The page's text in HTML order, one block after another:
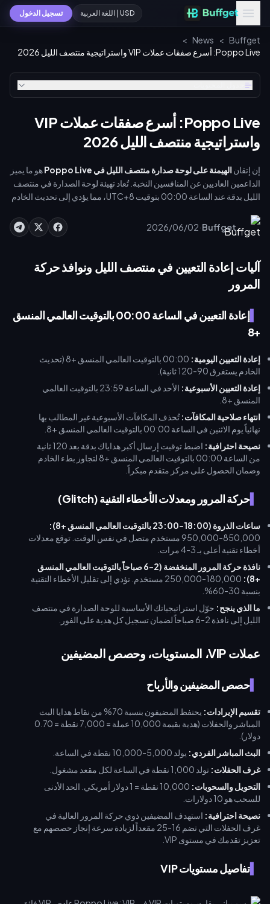
USD | اللغة العربية تسجيل الدخول
Buffget
>
News
>
Poppo Live: أسرع صفقات عملات VIP واستراتيجية منتصف الليل 2026
Poppo Live: أسرع صفقات عملات VIP
واستراتيجية منتصف الليل 2026
إن إتقانالهيمنة على لوحة صدارة منتصف الليل في Poppo Live
هو ما يميز
الداعمين العاديين عن المنافسين النخبة. تُعاد تهيئة لوحة الصدارة في منتصف
الليل بدقة عند الساعة 00:00 بتوقيت UTC+8، مما يؤدي إلى تحديث الخادم
انخفاض حركة المرور واستخدام باقات عملات محسّنة. عمليات الشراء
القياسية داخل التطبيق تمنحك فقط 7,000-7,200 عملة مقابل كل دولار
عملات VIP في Poppo Live](https://buffget.com/goods/poppo-
live) من خلال buffget يمنحك قيمة أكبر بنسبة تصل إلى 70%، مما يضمن
أن محفظتك جاهزة دائماً لهدايا منتصف الليل عالية المخاطر.
Buffget
·
2026/06/02
آليات إعادة التعيين في منتصف الليل ونوافذ حركة
المرور
إعادة التعيين في الساعة 00:00 بالتوقيت العالمي المنسق
+8
إعادة التعيين اليومية:
00:00 بالتوقيت العالمي المنسق +8 (تحديث
الخادم يستغرق 90-120 ثانية).
إعادة التعيين الأسبوعية:
الأحد في الساعة 23:59 بالتوقيت العالمي
المنسق +8.
انتهاء صلاحية المكافآت:تُحذف المكافآت الأسبوعية غير المطالب بها
نهائياً يوم الاثنين في الساعة 00:00 بالتوقيت العالمي المنسق +8.
نصيحة احترافية:
اضبط توقيت إرسال أكبر هداياك بدقة بعد 120 ثانية
من الساعة 00:00 بالتوقيت العالمي المنسق +8 لتجاوز بطء الخادم
وضمان الحصول على مركز متقدم مبكراً.
حركة المرور ومعدلات الأخطاء التقنية (Glitch)
ساعات الذروة (18:00-23:00 بالتوقيت العالمي المنسق +8):
850,000-950,000 مستخدم متصل في نفس الوقت. توقع معدلات
أخطاء تقنية أعلى بـ 3-4 مرات.
نافذة حركة المرور المنخفضة (2-6 صباحاً بالتوقيت العالمي المنسق
+8):
180,000-250,000 مستخدم. تؤدي إلى تقليل الأخطاء التقنية
بنسبة 30-60%.
ما الذي ينجح: حوّل استراتيجياتك الأساسية للوحة الصدارة في منتصف
الليل إلى نافذة 2-6 صباحاً لضمان تسجيل كل هدية على الفور.
عملات VIP، المستويات، وحصص المضيفين
حصص المضيفين والأرباح
تقسيم الإيرادات:
يحتفظ المضيفون بنسبة 70% من نقاط هدايا البث
المباشر والحفلات (هدية بقيمة 10,000 عملة = 7,000 نقطة = 0.70
دولار).
البث المباشر الفردي: يولد 5,000-10,000 نقطة في الساعة.
غرف الحفلات: تولد 1,000 نقطة في الساعة لكل مقعد مشغول.
التحويل والسحوبات:
10,000 نقطة = 1 دولار أمريكي. الحد الأدنى
للسحب هو 10 دولارات.
نصيحة احترافية: استهدف المضيفين ذوي حركة المرور العالية في
غرف الحفلات التي تضم 16-25 مقعداً لزيادة سرعة إنجاز حصصهم مع
تعزيز تقدمك في مستوى VIP.
تفاصيل مستويات VIP